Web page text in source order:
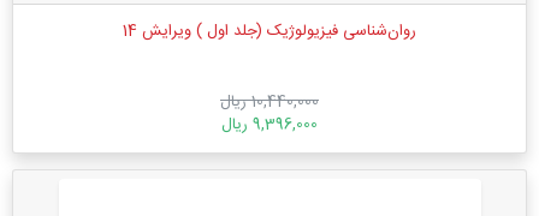
روان‌شناسی فیزیولوژیک (جلد اول ) ویرایش 14
10,440,000 ریال
9,396,000 ریال